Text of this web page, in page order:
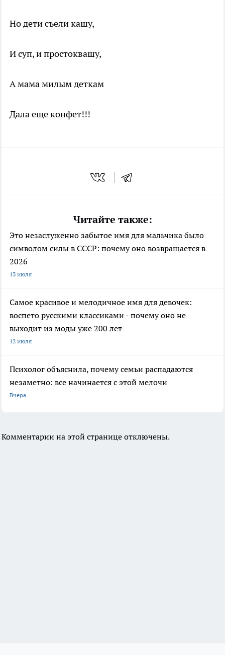
Но дети съели кашу,
И суп, и простоквашу,
А мама милым деткам
Дала еще конфет!!!
Читайте также:
Это незаслуженно забытое имя для мальчика было
символом силы в СССР: почему оно возвращается в
2026
13 июля
Самое красивое и мелодичное имя для девочек:
воспето русскими классиками - почему оно не
выходит из моды уже 200 лет
12 июля
Психолог объяснила, почему семьи распадаются
незаметно: все начинается с этой мелочи
Вчера
Комментарии на этой странице отключены.